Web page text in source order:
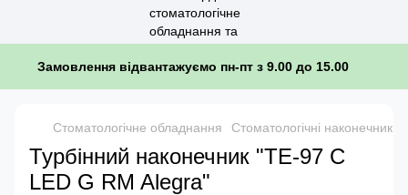
Замовлення відвантажуємо пн-пт з 9.00 до 15.00
Стоматологічне обладнання Стоматологічні наконечники
Турбінний наконечник "TE-97 C
LED G RM Alegra"